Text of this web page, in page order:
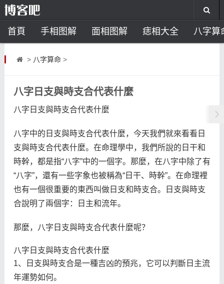
首頁 手相图解 面相图解 痣相大全 八字算
风水开运 助运饰品
> 八字算命>
八字日支與時支合代表什麼
八字日支與時支合代表什麼
八字中的日支與時支合代表什麼，今天我們就來看看日
支與時支合代表什麼。在命理學中，我們所說的日干和
時幹，都是指“八字”中的一個字。那麼，在八字中除了有
“八字”，還有一些字象也被稱為“日干、時幹”。在命理裡
也有一個很重要的東西叫做日支和時支合。日支與時支
合說明了兩個字：日主和流年。
那麼，八字日支與時支合代表什麼呢？
八字日支與時支合代表什麼
1、日支與時支合是一種吉凶的預兆，它可以判斷日主流
年運勢如何。